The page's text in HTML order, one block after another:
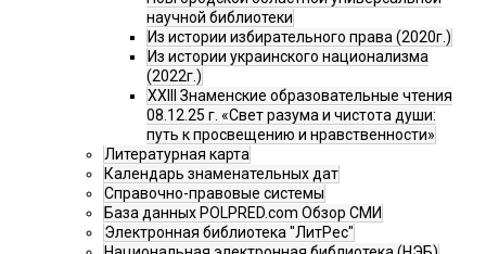
научной библиотеки
Из истории избирательного права (2020г.)
Из истории украинского национализма
(2022г.)
XXIII Знаменские образовательные чтения
08.12.25 г. «Свет разума и чистота души:
путь к просвещению и нравственности»
Литературная карта
Календарь знаменательных дат
Справочно-правовые системы
База данных POLPRED.com Обзор СМИ
Электронная библиотека "ЛитРес"